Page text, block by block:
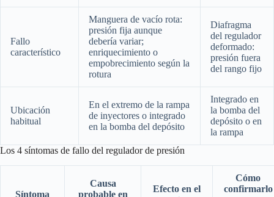
Fallo
característico
Manguera de vacío rota:
presión fija aunque
debería variar;
enriquecimiento o
empobrecimiento según la
rotura
Diafragma
del regulador
deformado:
presión fuera
del rango fijo
Ubicación
habitual
En el extremo de la rampa
de inyectores o integrado
en la bomba del depósito
Integrado en
la bomba del
depósito o en
la rampa
Los 4 síntomas de fallo del regulador de presión
Síntoma
Causa
probable en
Efecto en el
Cómo
confirmarlo